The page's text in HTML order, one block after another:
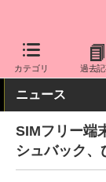
カテゴリ 過去
ケータイ Watch
ニュース
SIMフリー端
シュバック、